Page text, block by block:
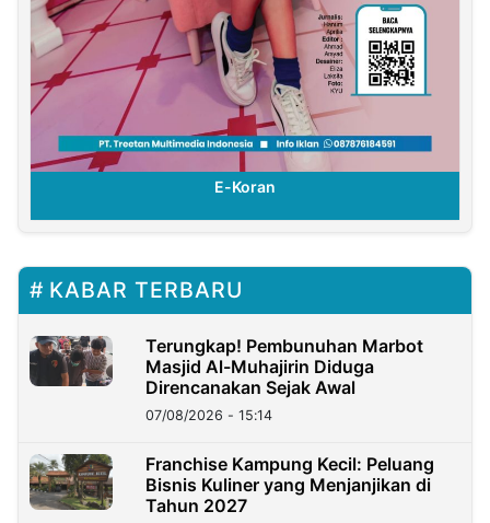
E-Koran
KABAR TERBARU
Terungkap! Pembunuhan Marbot
Masjid Al-Muhajirin Diduga
Direncanakan Sejak Awal
07/08/2026 - 15:14
Franchise Kampung Kecil: Peluang
Bisnis Kuliner yang Menjanjikan di
Tahun 2027